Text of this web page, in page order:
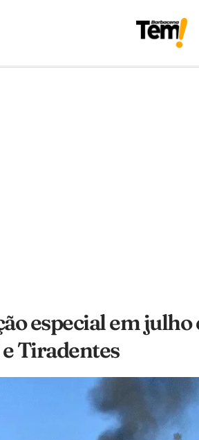
especial em julho
Tiradentes